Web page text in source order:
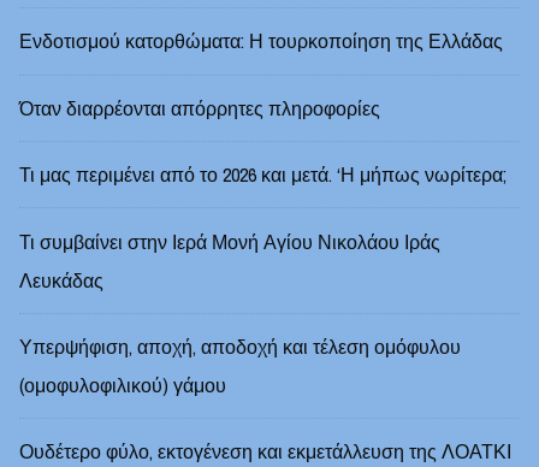
Ενδοτισμού κατορθώματα: Η τουρκοποίηση της Ελλάδας
Όταν διαρρέονται απόρρητες πληροφορίες
Τι μας περιμένει από το 2026 και μετά. ‘Η μήπως νωρίτερα;
Τι συμβαίνει στην Ιερά Μονή Αγίου Νικολάου Ιράς
Λευκάδας
Υπερψήφιση, αποχή, αποδοχή και τέλεση ομόφυλου
(ομοφυλοφιλικού) γάμου
Ουδέτερο φύλο, εκτογένεση και εκμετάλλευση της ΛΟΑΤΚΙ